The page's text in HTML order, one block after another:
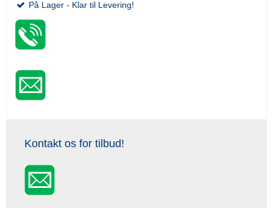
På Lager - Klar til Levering!
Kontakt os for tilbud!